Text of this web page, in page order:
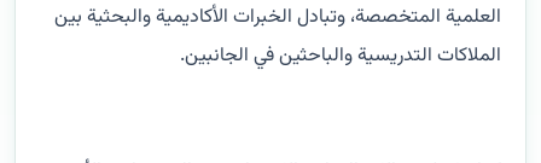
العلمية المتخصصة، وتبادل الخبرات الأكاديمية والبحثية بين
الملاكات التدريسية والباحثين في الجانبين.